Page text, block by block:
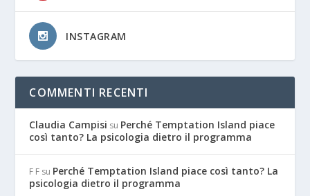
INSTAGRAM
COMMENTI RECENTI
Claudia Campisi su Perché Temptation Island piace
così tanto? La psicologia dietro il programma
F F su Perché Temptation Island piace così tanto? La
psicologia dietro il programma